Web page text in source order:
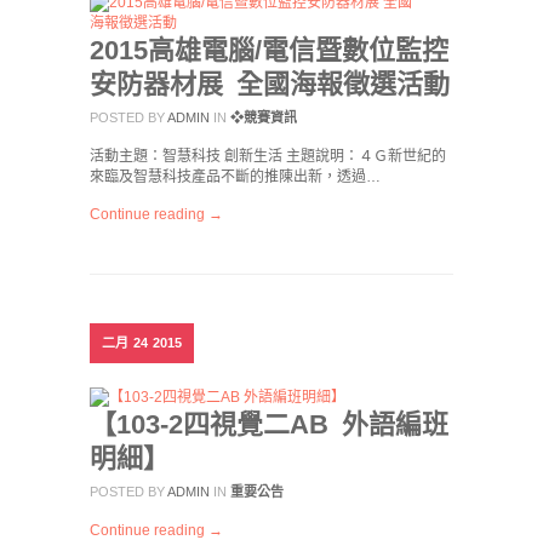
2015高雄電腦/電信暨數位監控
安防器材展 全國海報徵選活動
POSTED BYADMIN IN ❖競賽資訊
活動主題：智慧科技 創新生活 主題說明：４Ｇ新世紀的
來臨及智慧科技產品不斷的推陳出新，透過…
Continue reading →
二月 24 2015
【103-2四視覺二AB 外語編班
明細】
POSTED BYADMIN IN 重要公告
Continue reading →